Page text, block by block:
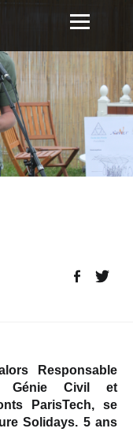
Responsable
Génie Civil et
ParisTech, se
Solidays. 5 ans